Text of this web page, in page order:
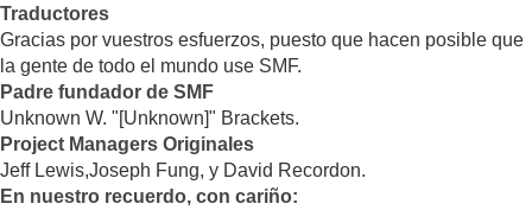
Traductores
Gracias por vuestros esfuerzos, puesto que hacen posible que
la gente de todo el mundo use SMF.
Padre fundador de SMF
Unknown W. "[Unknown]" Brackets.
Project Managers Originales
Jeff Lewis,Joseph Fung, y David Recordon.
En nuestro recuerdo, con cariño: